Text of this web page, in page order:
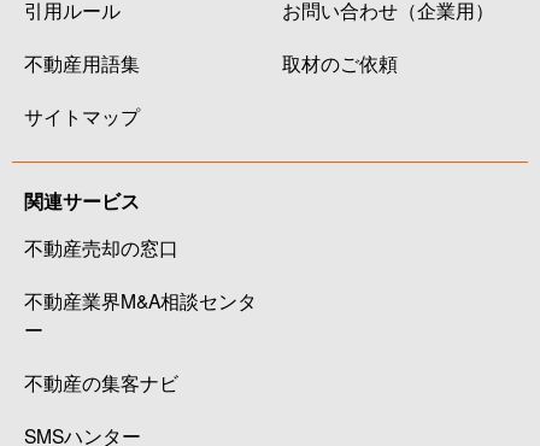
引用ルール
不動産用語集
サイトマップ
お問い合わせ（企業用）
取材のご依頼
関連サービス
不動産売却の窓口
不動産業界M&A相談センタ
ー
不動産の集客ナビ
SMSハンター